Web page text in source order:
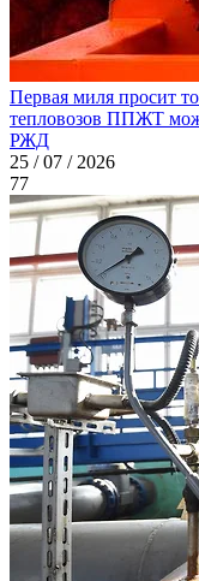
Первая миля просит
тепловозов ППЖТ
РЖД
25 / 07 / 2026
77